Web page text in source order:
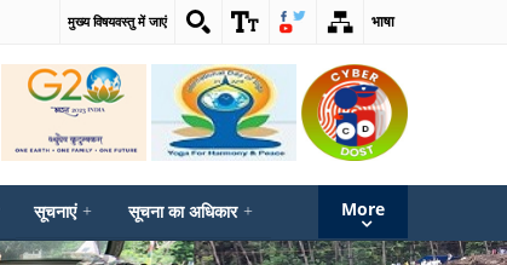
मुख्य विषयवस्तु में जाएं भाषा
सूचनाएं + सूचना का अधिकार + More